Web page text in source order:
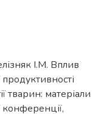
І.М. Вплив
тварин: матеріали